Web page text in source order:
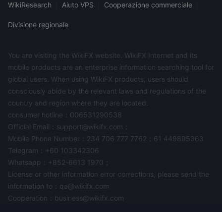
WikiResearch Aiuto VPS Cooperazione commerciale
Divisione regionale
You are visiting the WikiFX website. WikiFX Internet and its
mobile products are an enterprise information searching tool for
global users. When using WikiFX products, users should
consciously abide by the relevant laws and regulations of the
country and region where they are located.
consumer hotline：006531290538
Official Email：support@wikifx.com；
Mobile Phone Number：234 706 777 7762；61 449895363
Telegram：+60 103342306
Whatsapp：+852-6613 1970；
License or other information error corrections, please send the
information to：qa@wikifx.com
Cooperation：business@wikifx.com